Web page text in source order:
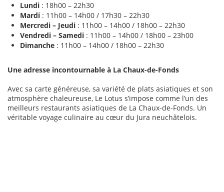
Lundi : 18h00 – 22h30
Mardi : 11h00 – 14h00 / 17h30 – 22h30
Mercredi – Jeudi : 11h00 – 14h00 / 18h00 – 22h30
Vendredi – Samedi : 11h00 – 14h00 / 18h00 – 23h00
Dimanche : 11h00 – 14h00 / 18h00 – 22h30
Une adresse incontournable à La Chaux-de-Fonds
Avec sa carte généreuse, sa variété de plats asiatiques et son
atmosphère chaleureuse, Le Lotus s’impose comme l’un des
meilleurs restaurants asiatiques de La Chaux-de-Fonds. Un
véritable voyage culinaire au cœur du Jura neuchâtelois.